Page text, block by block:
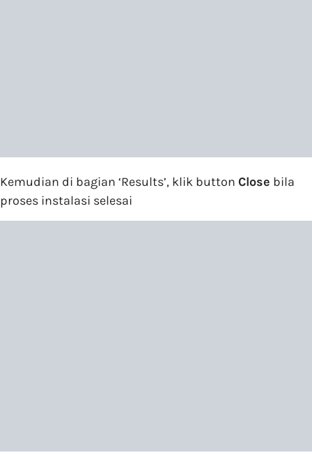
Kemudian di bagian ‘Results’, klik button Close bila
proses instalasi selesai